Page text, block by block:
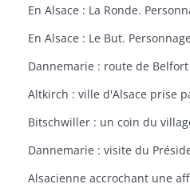
Dannemarie : route de Belfort
Bitschwiller : un coin du
Dannemarie : visite du